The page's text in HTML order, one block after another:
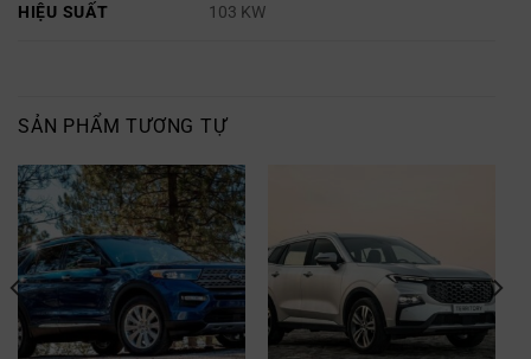
HIỆU SUẤT 103 KW
SẢN PHẨM TƯƠNG TỰ